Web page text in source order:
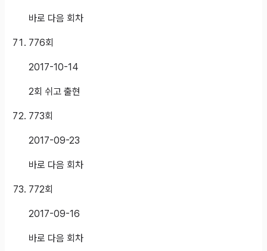
바로 다음 회차
776회
2017-10-14
2회 쉬고 출현
773회
2017-09-23
바로 다음 회차
772회
2017-09-16
바로 다음 회차